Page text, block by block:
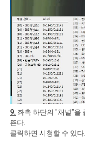
9. 좌측 하단의 "채널"을
뜬다.
클릭하면 시청할 수 있다.